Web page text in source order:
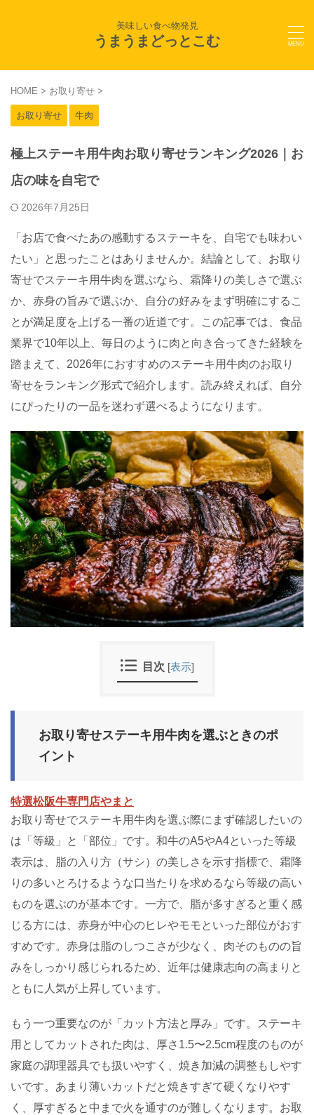
美味しい食べ物発見
うまうまどっとこむ
HOME > お取り寄せ >
お取り寄せ 牛肉
極上ステーキ用牛肉お取り寄せランキング2026｜お
店の味を自宅で
2026年7月25日
「お店で食べたあの感動するステーキを、自宅でも味わい
たい」と思ったことはありませんか。結論として、お取り
寄せでステーキ用牛肉を選ぶなら、霜降りの美しさで選ぶ
か、赤身の旨みで選ぶか、自分の好みをまず明確にするこ
とが満足度を上げる一番の近道です。この記事では、食品
業界で10年以上、毎日のように肉と向き合ってきた経験を
踏まえて、2026年におすすめのステーキ用牛肉のお取り
寄せをランキング形式で紹介します。読み終えれば、自分
にぴったりの一品を迷わず選べるようになります。
目次 [表示]
お取り寄せステーキ用牛肉を選ぶときのポ
イント
特選松阪牛専門店やまと
お取り寄せでステーキ用牛肉を選ぶ際にまず確認したいの
は「等級」と「部位」です。和牛のA5やA4といった等級
表示は、脂の入り方（サシ）の美しさを示す指標で、霜降
りの多いとろけるような口当たりを求めるなら等級の高い
ものを選ぶのが基本です。一方で、脂が多すぎると重く感
じる方には、赤身が中心のヒレやモモといった部位がおす
すめです。赤身は脂のしつこさが少なく、肉そのものの旨
みをしっかり感じられるため、近年は健康志向の高まりと
ともに人気が上昇しています。
もう一つ重要なのが「カット方法と厚み」です。ステーキ
用としてカットされた肉は、厚さ1.5〜2.5cm程度のものが
家庭の調理器具でも扱いやすく、焼き加減の調整もしやす
いです。あまり薄いカットだと焼きすぎて硬くなりやす
く、厚すぎると中まで火を通すのが難しくなります。お取